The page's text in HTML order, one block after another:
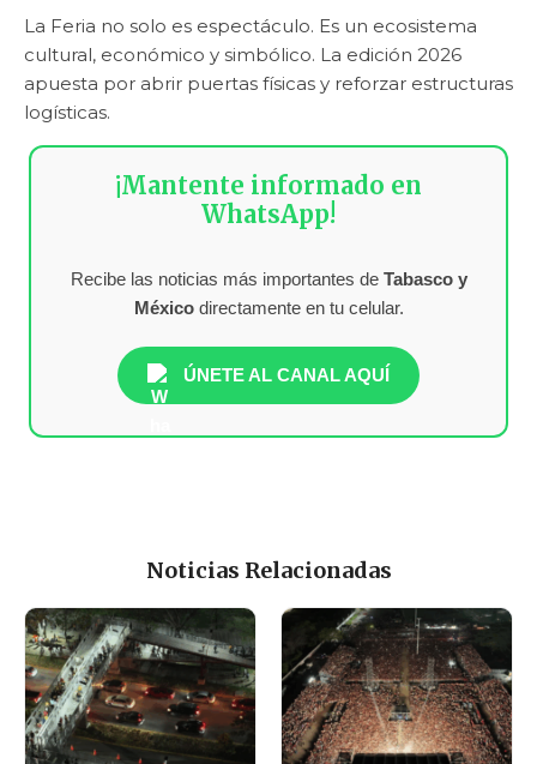
La Feria no solo es espectáculo. Es un ecosistema
cultural, económico y simbólico. La edición 2026
apuesta por abrir puertas físicas y reforzar estructuras
logísticas.
¡Mantente informado en
WhatsApp!
Recibe las noticias más importantes de Tabasco y
Méxicodirectamente en tu celular.
ÚNETE AL CANAL AQUÍ
Noticias Relacionadas